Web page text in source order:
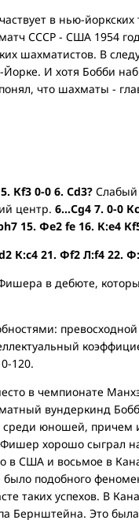
в нью-
СССР - США 1954
шахматистов. В
И хотя Бобби
что шахматы -
Кf3 0-0 6. Сd3? Слабый
центр. 6…Сg4 7. 0-0
15. Фe2 fe 16. К:e4
К:c4 21. Фf2 Л:f4 22.
в дебюте,
120.
в чемпионате
вундеркинд
юношей, причем
хорошо сыграл
в США и восьмое в
подобного
таких успехов. В
Бернштейна. Это